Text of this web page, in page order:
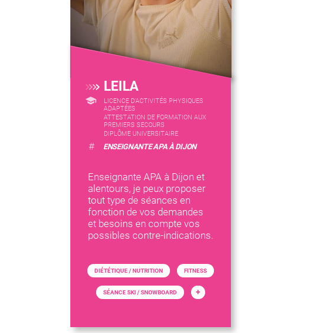
LEILA
LICENCE D’ACTIVITÉS PHYSIQUES
ADAPTÉES
ATTESTATION DE FORMATION AUX
PREMIERS SECOURS
DIPLÔME UNIVERSITAIRE
# ENSEIGNANTE APA À DIJON
Enseignante APA à Dijon et
alentours, je peux proposer
tout type de séances en
fonction de vos demandes
et besoins en compte vos
possibles contre-indications.
DIÉTÉTIQUE / NUTRITION FITNESS
SÉANCE SKI / SNOWBOARD +